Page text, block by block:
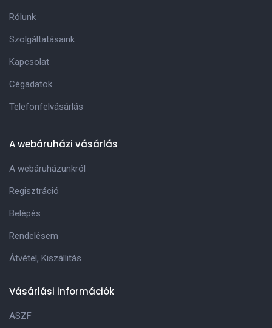
Rólunk
Szolgáltatásaink
Kapcsolat
Cégadatok
Telefonfelvásárlás
A webáruházi vásárlás
A webáruházunkról
Regisztráció
Belépés
Rendelésem
Átvétel, Kiszállitás
Vásárlási információk
ASZF